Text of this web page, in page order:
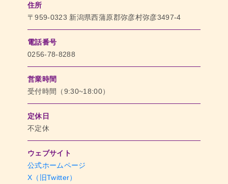
住所
〒959-0323 新潟県西蒲原郡弥彦村弥彦3497-4
電話番号
0256-78-8288
営業時間
受付時間（9:30~18:00）
定休日
不定休
ウェブサイト
公式ホームページ
X（旧Twitter）